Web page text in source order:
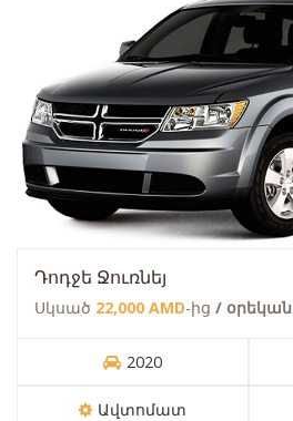
Դոդջե Ջուռնեյ
Սկսած 22,000 AMD-ից / օրեկան
2020
Ավտոմատ